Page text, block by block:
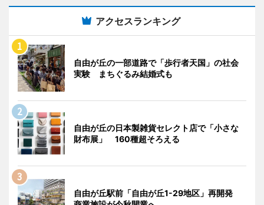
アクセスランキング
自由が丘の一部道路で「歩行者天国」の社会
実験 まちぐるみ結婚式も
自由が丘の日本製雑貨セレクト店で「小さな
財布展」 160種超そろえる
自由が丘駅前「自由が丘1-29地区」再開発